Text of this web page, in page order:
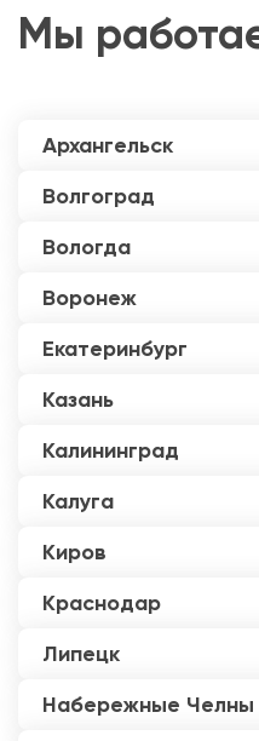
Мы
Архангельск
Волгоград
Вологда
Воронеж
Екатеринбург
Казань
Калининград
Калуга
Киров
Краснодар
Липецк
Набережные Челны